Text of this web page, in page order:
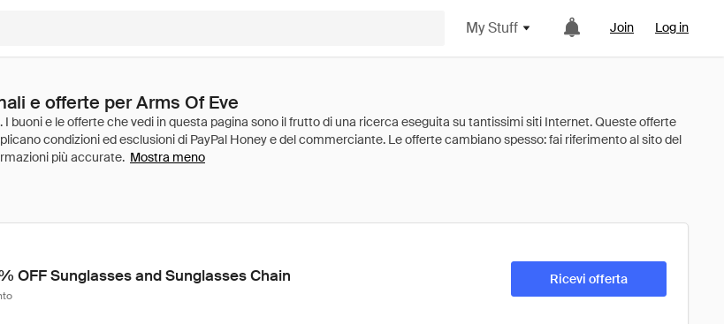
My Stuff Join Log in
e offerte per Arms Of Eve
Mostra meno
OFF Sunglasses and Sunglasses Chain Ricevi offerta